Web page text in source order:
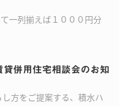
一列揃えば１０００円分
貸併用住宅相談会のお知
し方をご提案する、積水ハ